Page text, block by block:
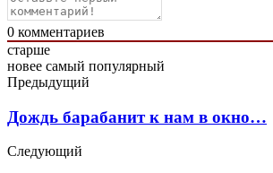
0 комментариев
старше
новее самый популярный
Предыдущий
Дождь барабанит к нам в окно…
Следующий